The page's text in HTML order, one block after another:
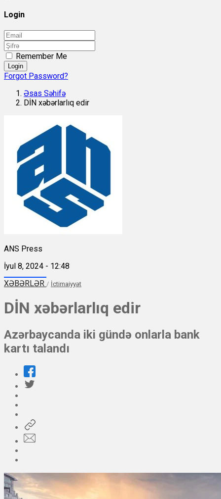
Login
Remember Me
Login
Forgot Password?
Əsas Səhifə
DİN xəbərlarlıq edir
ANS Press
İyul 8, 2024 - 12:48
XƏBƏRLƏR / İctimaiyyət
DİN xəbərlarlıq edir
Azərbaycanda iki gündə onlarla bank
kartı talandı